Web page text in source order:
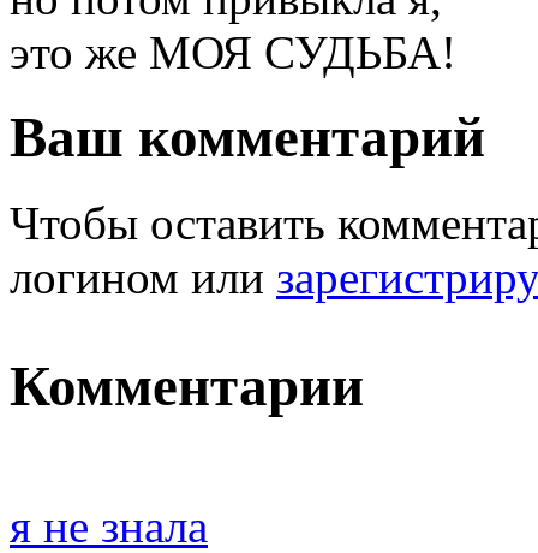
это же МОЯ СУДЬБА!
Ваш комментарий
Чтобы оставить
логином или
Комментарии
я не знала